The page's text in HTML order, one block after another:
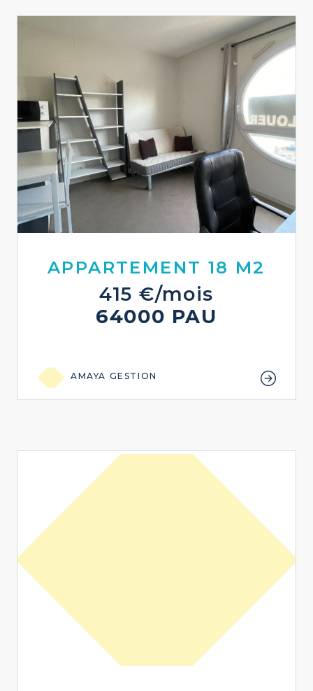
APPARTEMENT 18 M2
415 €/mois
64000 PAU
AMAYA GESTION